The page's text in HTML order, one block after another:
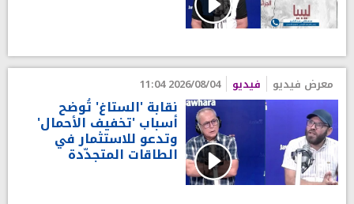
معرض فيديو فيديو 2026/08/04 11:04
نقابة 'الستاغ' تُوضح
أسباب 'تخفيف الأحمال'
وتدعو للاستثمار في
الطاقات المتجدّدة